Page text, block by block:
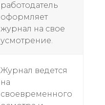
работодатель
оформляет
журнал на свое
усмотрение.
Журнал ведется
на
своевременного